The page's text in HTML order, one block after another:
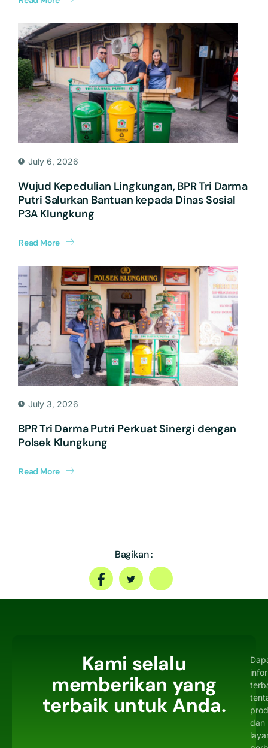
July 6, 2026
Wujud Kepedulian Lingkungan, BPR Tri Darma
Putri Salurkan Bantuan kepada Dinas Sosial
P3A Klungkung
Read More
July 3, 2026
BPR Tri Darma Putri Perkuat Sinergi dengan
Polsek Klungkung
Read More
Bagikan :
Kami selalu
memberikan yang
terbaik untuk Anda.
dan